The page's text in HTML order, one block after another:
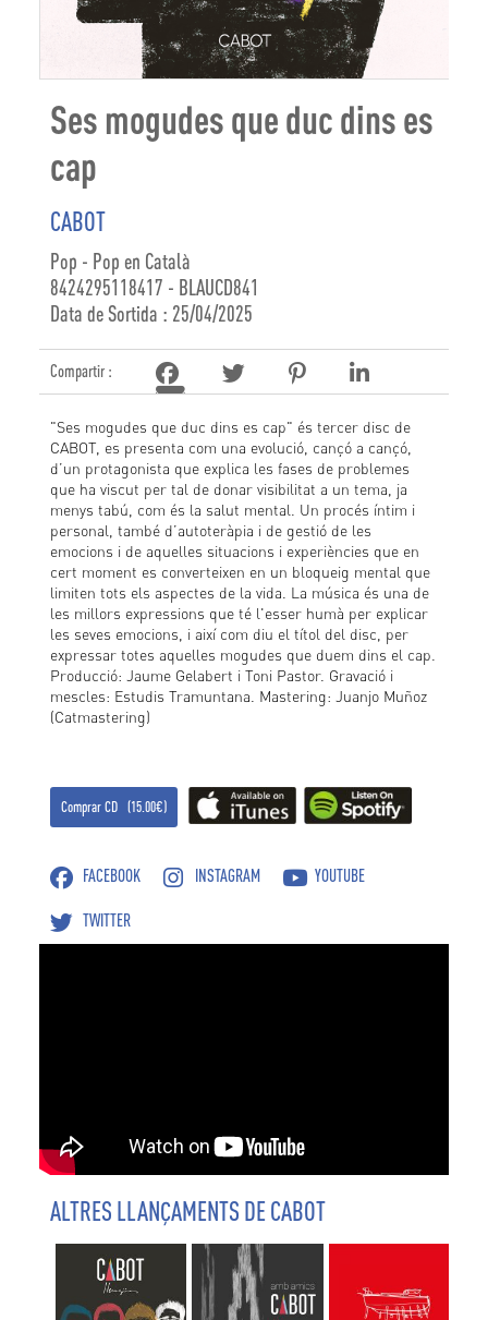
Ses mogudes que duc dins es
cap
CABOT
Pop - Pop en Català
8424295118417 - BLAUCD841
Data de Sortida : 25/04/2025
Compartir :
"Ses mogudes que duc dins es cap" és tercer disc de
CABOT, es presenta com una evolució, cançó a cançó,
d’un protagonista que explica les fases de problemes
que ha viscut per tal de donar visibilitat a un tema, ja
menys tabú, com és la salut mental. Un procés íntim i
personal, també d’autoteràpia i de gestió de les
emocions i de aquelles situacions i experiències que en
cert moment es converteixen en un bloqueig mental que
limiten tots els aspectes de la vida. La música és una de
les millors expressions que té l'esser humà per explicar
les seves emocions, i així com diu el títol del disc, per
expressar totes aquelles mogudes que duem dins el cap.
Producció: Jaume Gelabert i Toni Pastor. Gravació i
mescles: Estudis Tramuntana. Mastering: Juanjo Muñoz
(Catmastering)
Comprar CD (15.00€)
FACEBOOK INSTAGRAM YOUTUBE
TWITTER
ALTRES LLANÇAMENTS DE CABOT